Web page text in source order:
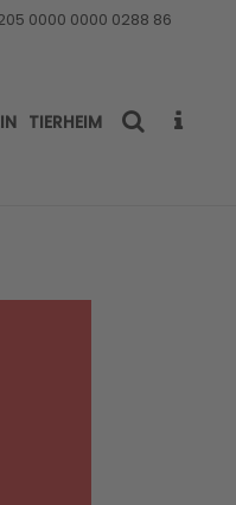
0000 0000 0288 86
TIERHEIM